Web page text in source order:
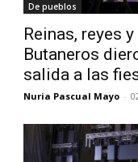
De pueblos
Reinas, reyes
Butaneros
salida a las
Nuria Pascual Mayo -